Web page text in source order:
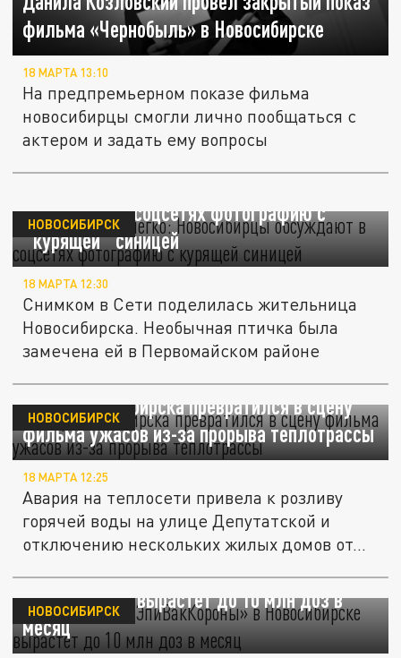
фильма «Чернобыль» в Новосибирске
18 МАРТА 13:10
На предпремьерном показе фильма
новосибирцы смогли лично пообщаться с
актером и задать ему вопросы
обсуждают в соцсетях фотографию с
"курящей" синицей
НОВОСИБИРСК
18 МАРТА 12:30
Снимком в Сети поделилась жительница
Новосибирска. Необычная птичка была
замечена ей в Первомайском районе
Центр Новосибирска превратился в сцену
фильма ужасов из-за прорыва теплотрассы
НОВОСИБИРСК
18 МАРТА 12:25
Авария на теплосети привела к розливу
горячей воды на улице Депутатской и
отключению нескольких жилых домов от...
Производство «ЭпиВакКороны» в
Новосибирске вырастет до 10 млн доз в
месяц
НОВОСИБИРСК